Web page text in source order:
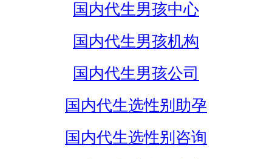
国内代生男孩中心
国内代生男孩机构
国内代生男孩公司
国内代生选性别助孕
国内代生选性别咨询